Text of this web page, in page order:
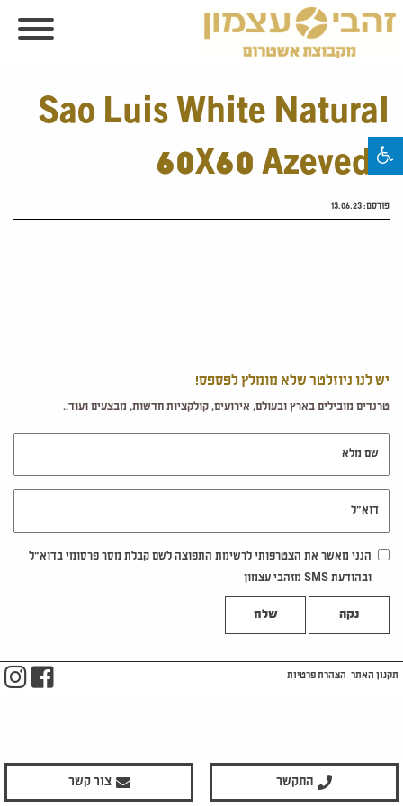
Sao Luis White Natural
60X60 Azevedo
פורסם:13.06.23
יש לנו ניוזלטר שלא מומלץ לפספס!
טרנדים מובילים בארץ ובעולם, אירועים, קולקציות חדשות, מבצעים ועוד..
הנני מאשר את הצטרפותי לרשימת התפוצה לשם קבלת מסר פרסומי בדוא"ל
ובהודעת SMS מזהבי עצמון
נקה
התקשר צור קשר
תקנון האתר הצהרת פרטיות